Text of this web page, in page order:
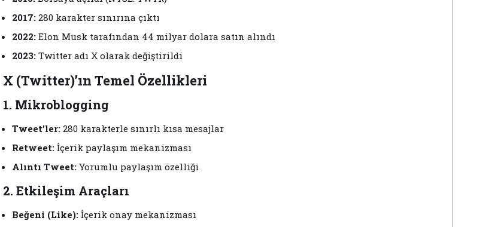
2017: 280 karakter sınırına çıktı
2022: Elon Musk tarafından 44 milyar dolara satın alındı
2023: Twitter adı X olarak değiştirildi
X (Twitter)’ın Temel Özellikleri
1. Mikroblogging
Tweet’ler: 280 karakterle sınırlı kısa mesajlar
Retweet: İçerik paylaşım mekanizması
Alıntı Tweet: Yorumlu paylaşım özelliği
2. Etkileşim Araçları
Beğeni (Like): İçerik onay mekanizması